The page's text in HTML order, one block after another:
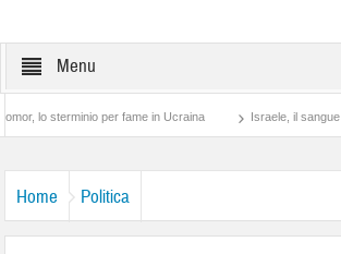
Menu
sterminio per fame in Ucraina Israele, il sangue degli altri
Home Politica